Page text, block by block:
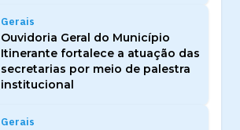
Gerais
Ouvidoria Geral do Município
Itinerante fortalece a atuação das
secretarias por meio de palestra
institucional
Gerais